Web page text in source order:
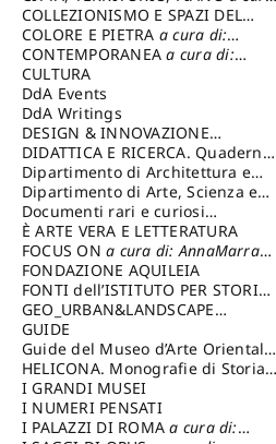
di: Imbesi Giuseppe
COLLEZIONISMO E SPAZI DEL
COLLEZIONISMO a cura di:
Magnani Lauro
COLORE E PIETRA a cura di:
Selvaggi Giuseppe
CONTEMPORANEAa cura di:
Gubinelli Luna
CULTURA
DdA Events
DdA Writings
DESIGN & INNOVAZIONE
TECNOLOGICAa cura di: Vallicelli
Andrea
DIDATTICA E RICERCA. Quaderni
della Scuola
Dipartimento di Architettura e
Analisi della Città Mediterranea
Dipartimento di Arte, Scienza e
Tecnica del Costuire
Documenti rari e curiosi
dall'Archivio Segreto
È ARTE VERA E LETTERATURA
FOCUS ONa cura di: AnnaMarra
Contemporanea
FONDAZIONE AQUILEIA
FONTI dell’ISTITUTO PER STORIA
DEL RISORGIMENTO
GEO_URBAN&LANDSCAPE
PLANNING (GULP)
Trusiani Elio
GUIDE
Guide del Museo d’Arte Orientale
“Giuseppe Tucci”
HELICONA. Monografie di Storia
dell'Artea cura di: Gallo Marco
I GRANDI MUSEI
I NUMERI PENSATI
I PALAZZI DI ROMAa cura di: